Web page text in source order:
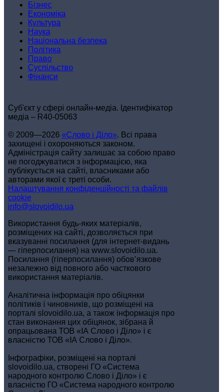
Бізнес
Економіка
Культура
Наука
Національна безпека
Політика
Право
Суспільство
Фінанси
Cуб'єкт у сфері онлайн-медіа. Ідентифікатор
медіа – R40-05063
© 2009—2026 «Слово і Діло». Всі права
захищені і охороняються законом.
Адміністрація сайту залишає за собою право
не погоджуватися з інформацією, яка
публікується на сайті, власниками або
авторами якої є треті особи.
Налаштування конфіденційності та файлів
cookie
info@slovoidilo.ua
Використання будь-яких матеріалів,
розміщених на сайті, дозволяється при
вказуванні посилання (для інтернет-видань
— гіперпосилання) на www.slovoidilo.ua.
Посилання (гіперпосилання) обов’язкове
незалежно від повного або часткового
використання матеріалів.
Аналітична інформація про обіцянки
політиків і чиновників, що розміщені на
порталі slovoidilo.ua, а також інформація про
стан виконання цих обіцянок, зібрана й
опрацьована ТОВ «ІА Слово і Діло» і є
власністю ТОВ «ІА Слово і Діло».
Інфографіки, розміщені на порталі
slovoidilo.ua, створені ГО «Система
народного контролю Слово і Діло» і є
власністю ГО «Система народного контролю